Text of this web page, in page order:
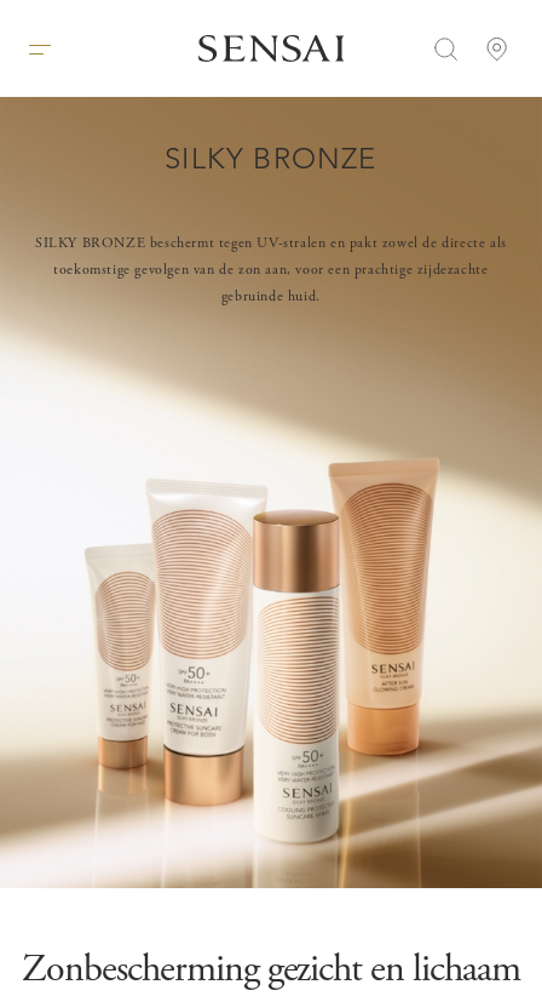
SILKY BRONZE
SILKY BRONZE beschermt tegen UV-stralen en pakt zowel de directe als
toekomstige gevolgen van de zon aan, voor een prachtige zijdezachte
gebruinde huid.
Zonbescherming gezicht en lichaam